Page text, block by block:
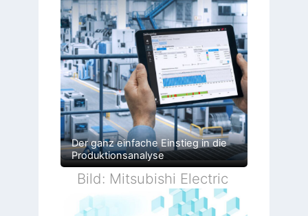
Der ganz einfache Einstieg in die
Produktionsanalyse
Bild: Mitsubishi Electric